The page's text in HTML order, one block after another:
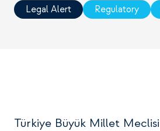
Legal Alert Regulatory
Türkiye Büyük Millet